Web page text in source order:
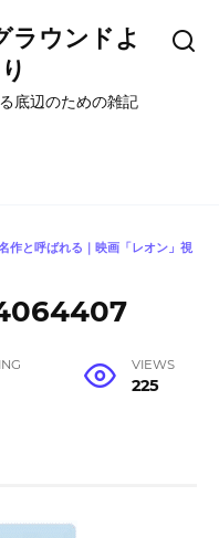
ラウンドよ
り
底辺のための雑記
作と呼ばれる｜映画「レオン」視
VIEWS
225